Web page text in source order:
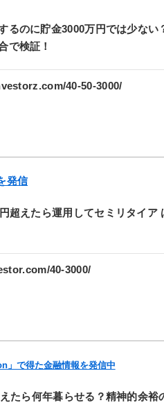
るのに貯金3000万円では少ない
で検証！
40-50-3000/
発信
超えたら運用してセミリタイア
40-3000/
」で得た金融情報を発信中
たら何年暮らせる？精神的余裕